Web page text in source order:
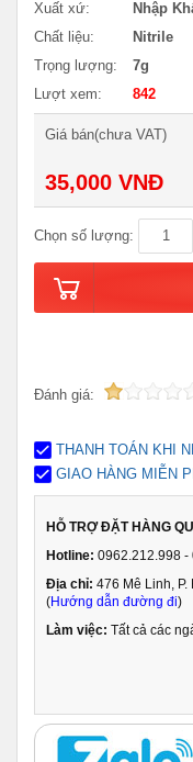
Xuất xứ:
Nhập
Chất liệu:
Nitrile
Trọng lượng:
7g
Lượt xem:
842
Giá bán(chưa VAT)
35,000 VNĐ
Chọn số lượng:
Đánh giá:
THANH TOÁN KHI
GIAO HÀNG MIỄN
HỖ TRỢ ĐẶT HÀNG
Hotline: 0962.212.998 -
Địa chỉ: 476 Mê Linh, P.
(Hướng dẫn đường đi)
Làm việc: Tất cả các